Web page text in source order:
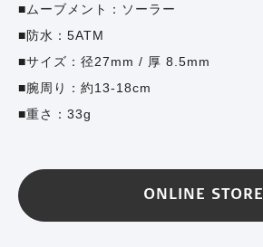
ムーブメント：ソーラー
防水：5ATM
サイズ：径27mm / 厚 8.5mm
腕周り：約13-18cm
重さ：33g
ONLINE STORE